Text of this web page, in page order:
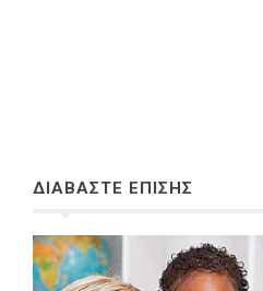
ΔΙΑΒΑΣΤΕ ΕΠΙΣΗΣ